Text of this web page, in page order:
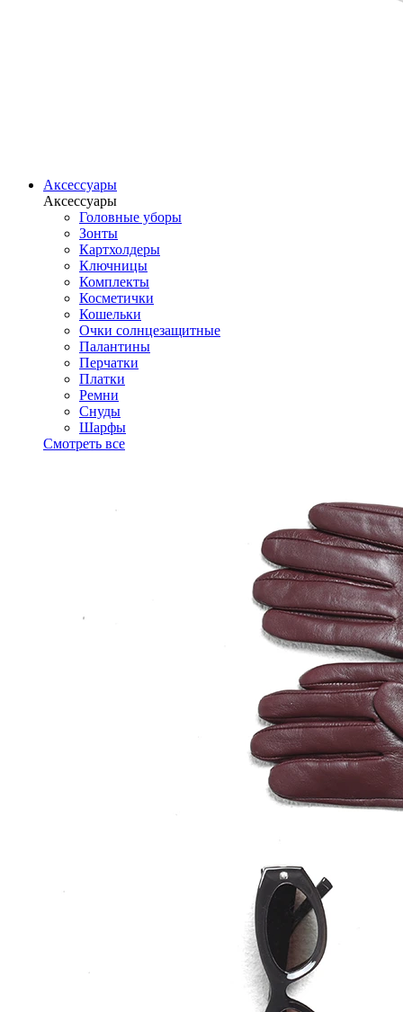
Аксессуары
Аксессуары
Головные уборы
Зонты
Картхолдеры
Ключницы
Комплекты
Косметички
Кошельки
Очки солнцезащитные
Палантины
Перчатки
Платки
Ремни
Снуды
Шарфы
Смотреть все